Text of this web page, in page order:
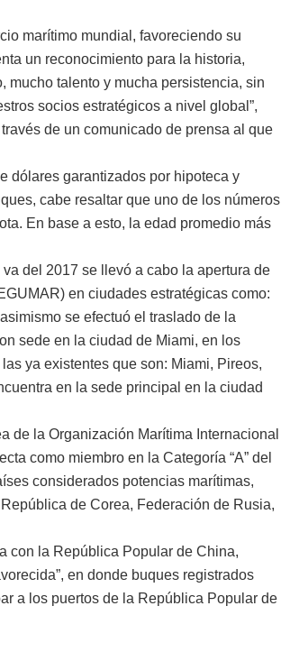
marítimo mundial, favoreciendo su
un reconocimiento para la historia,
mucho talento y mucha persistencia, sin
socios estratégicos a nivel global”,
de un comunicado de prensa al que
dólares garantizados por hipoteca y
cabe resaltar que uno de los números
En base a esto, la edad promedio más
del 2017 se llevó a cabo la apertura de
en ciudades estratégicas como:
se efectuó el traslado de la
sede en la ciudad de Miami, en los
ya existentes que son: Miami, Pireos,
en la sede principal en la ciudad
de la Organización Marítima Internacional
como miembro en la Categoría “A” del
considerados potencias marítimas,
de Corea, Federación de Rusia,
con la República Popular de China,
en donde buques registrados
a los puertos de la República Popular de